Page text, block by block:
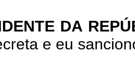
DA
e eu